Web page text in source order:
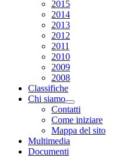
2015
2014
2013
2012
2011
2010
2009
2008
Classifiche
Chi siamo
Contatti
Come iniziare
Mappa del sito
Multimedia
Documenti